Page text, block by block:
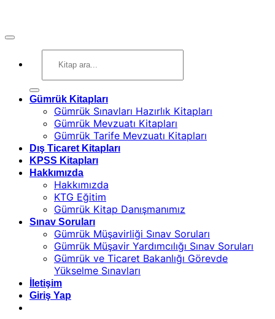
Gümrük Kitapları
Gümrük Sınavları Hazırlık Kitapları
Gümrük Mevzuatı Kitapları
Gümrük Tarife Mevzuatı Kitapları
Dış Ticaret Kitapları
KPSS Kitapları
Hakkımızda
Hakkımızda
KTG Eğitim
Gümrük Kitap Danışmanımız
Sınav Soruları
Gümrük Müşavirliği Sınav Soruları
Gümrük Müşavir Yardımcılığı Sınav Soruları
Gümrük ve Ticaret Bakanlığı Görevde
Yükselme Sınavları
İletişim
Giriş Yap